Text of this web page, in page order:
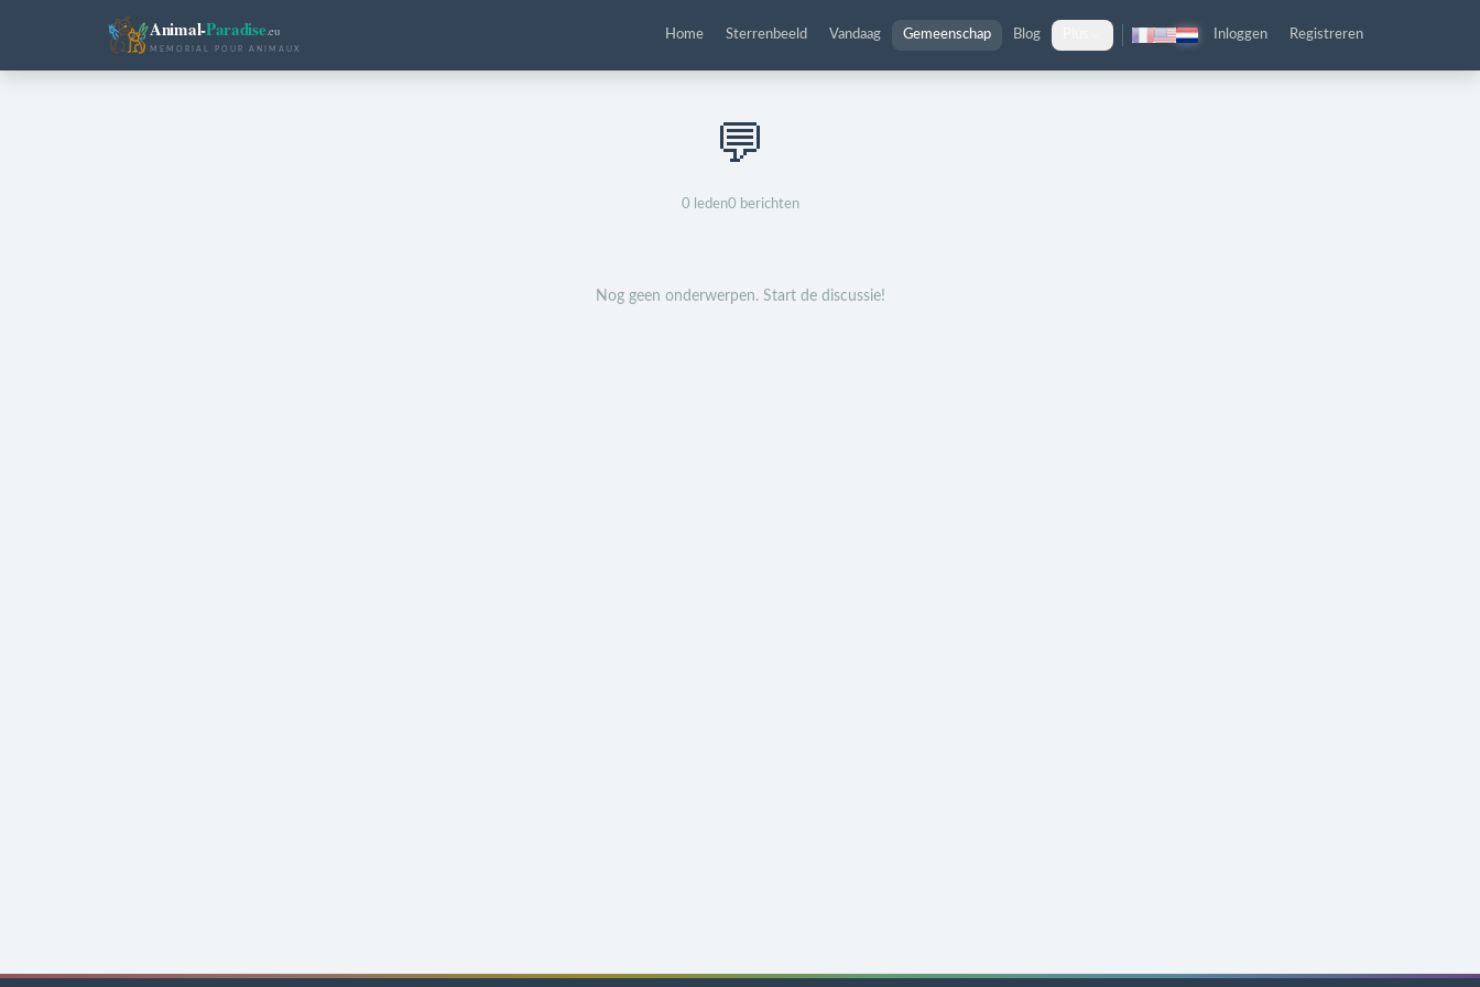
Animal-Paradise .eu
MEMORIAL POUR ANIMAUX
Home Sterrenbeeld Vandaag Gemeenschap Blog Inloggen Registreren
💬
0 leden0 berichten
Nog geen onderwerpen. Start de discussie!